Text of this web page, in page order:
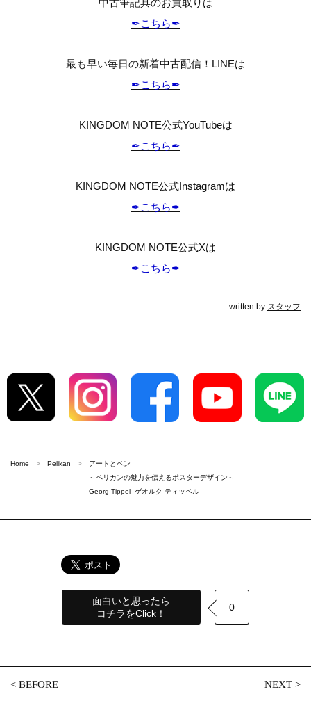
中古筆記具のお買取りは
✒︎こちら✒︎
最も早い毎日の新着中古配信！LINEは
✒︎こちら✒︎
KINGDOM NOTE公式YouTubeは
✒︎こちら✒︎
KINGDOM NOTE公式Instagramは
✒︎こちら✒︎
KINGDOM NOTE公式Xは
✒︎こちら✒︎
written by スタッフ
Home Pelikan
アートとペン
～ペリカンの魅力を伝えるポスターデザイン～
Georg Tippel -ゲオルク ティッペル-
面白いと思ったら
コチラをClick！
0
<BEFORE NEXT>